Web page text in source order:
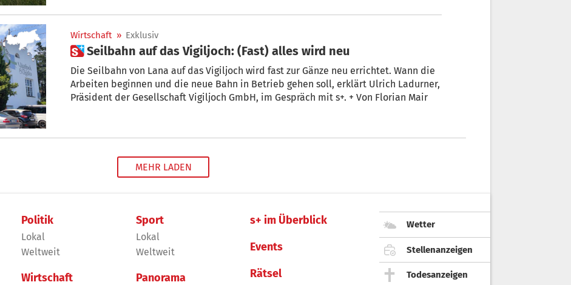
Wirtschaft » Exklusiv
 Seilbahn auf das Vigiljoch: (Fast) alles wird neu
Die Seilbahn von Lana auf das Vigiljoch wird fast zur Gänze neu errichtet. Wann die
Arbeiten beginnen und die neue Bahn in Betrieb gehen soll, erklärt Ulrich Ladurner,
Präsident der Gesellschaft Vigiljoch GmbH, im Gespräch mit s+. + Von Florian Mair
MEHR LADEN
Politik
Lokal
Weltweit
Wirtschaft
Sport
Lokal
Weltweit
Panorama
s+ im Überblick
Events
Rätsel
Wetter
Stellenanzeigen
Todesanzeigen